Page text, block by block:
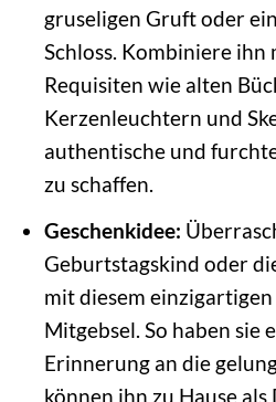
gruseligen Gruft oder
Schloss. Kombiniere ihn
Requisiten wie alten
Kerzenleuchtern und
authentische und
zu schaffen.
Geschenkidee:
Geburtstagskind oder
mit diesem
Mitgebsel. So haben sie
Erinnerung an die
können ihn zu Hause